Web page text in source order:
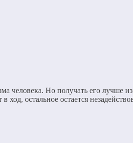
человека. Но получать его лучше
ход, остальное остается